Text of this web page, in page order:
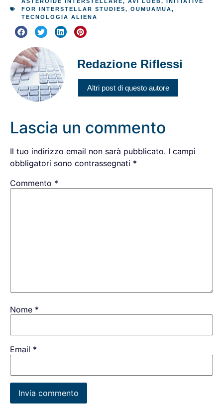
FOR INTERSTELLAR STUDIES, OUMUAMUA,
TECNOLOGIA ALIENA
Redazione Riflessi
Altri post di questo autore
Lascia un commento
Il tuo indirizzo email non sarà pubblicato. I campi
obbligatori sono contrassegnati *
Commento *
Nome *
Email *